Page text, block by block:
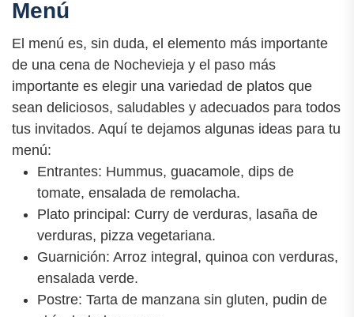
Menú
El menú es, sin duda, el elemento más importante
de una cena de Nochevieja y el paso más
importante es elegir una variedad de platos que
sean deliciosos, saludables y adecuados para todos
tus invitados. Aquí te dejamos algunas ideas para tu
menú:
Entrantes: Hummus, guacamole, dips de
tomate, ensalada de remolacha.
Plato principal: Curry de verduras, lasaña de
verduras, pizza vegetariana.
Guarnición: Arroz integral, quinoa con verduras,
ensalada verde.
Postre: Tarta de manzana sin gluten, pudin de